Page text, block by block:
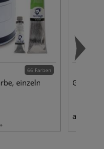
66 Farben
einzeln
ab